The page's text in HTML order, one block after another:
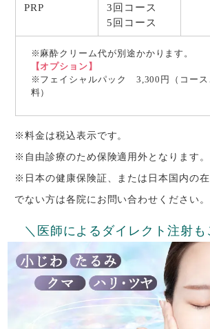
PRP
3回コース
5回コース
※麻酔クリーム代が別途かかります。
【オプション】
※フェイシャルパック 3,300円（コース
料）
※料金は税込表示です。
※自由診療のため保険適用外となります。
※日本の健康保険証、または日本国内の
でない方は各院にお問い合わせください。
＼医師によるダイレクト注射も